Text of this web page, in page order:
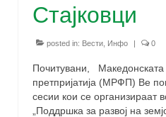
Стајковци
posted in: Вести Инфо | 0
Почитувани, Македонската
претпријатија (МРФП) Ве
сесии кои се организираат
„Поддршка за развој на